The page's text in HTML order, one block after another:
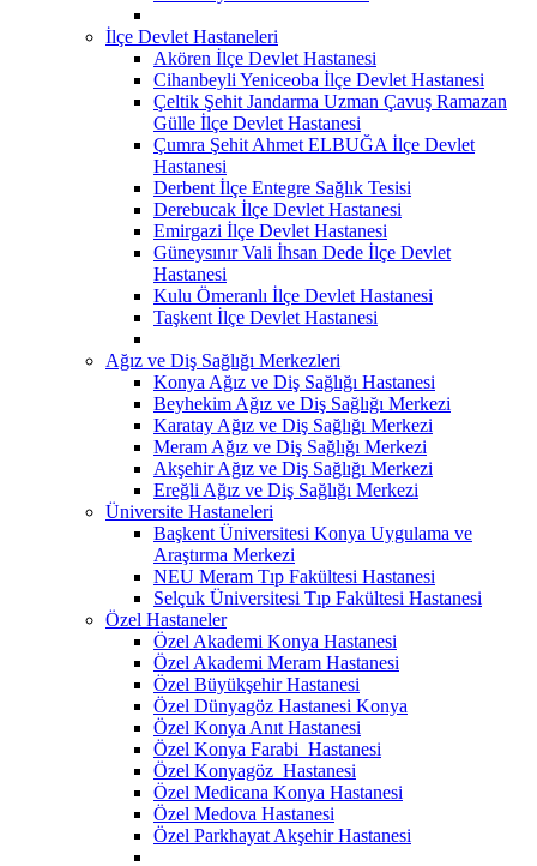
İlçe Devlet Hastaneleri
Akören İlçe Devlet Hastanesi
Cihanbeyli Yeniceoba İlçe Devlet Hastanesi
Çeltik Şehit Jandarma Uzman Çavuş Ramazan
Gülle İlçe Devlet Hastanesi
Çumra Şehit Ahmet ELBUĞA İlçe Devlet
Hastanesi
Derbent İlçe Entegre Sağlık Tesisi
Derebucak İlçe Devlet Hastanesi
Emirgazi İlçe Devlet Hastanesi
Güneysınır Vali İhsan Dede İlçe Devlet
Hastanesi
Kulu Ömeranlı İlçe Devlet Hastanesi
Taşkent İlçe Devlet Hastanesi
Ağız ve Diş Sağlığı Merkezleri
Konya Ağız ve Diş Sağlığı Hastanesi
Beyhekim Ağız ve Diş Sağlığı Merkezi
Karatay Ağız ve Diş Sağlığı Merkezi
Meram Ağız ve Diş Sağlığı Merkezi
Akşehir Ağız ve Diş Sağlığı Merkezi
Ereğli Ağız ve Diş Sağlığı Merkezi
Üniversite Hastaneleri
Başkent Üniversitesi Konya Uygulama ve
Araştırma Merkezi
NEU Meram Tıp Fakültesi Hastanesi
Selçuk Üniversitesi Tıp Fakültesi Hastanesi
Özel Hastaneler
Özel Akademi Konya Hastanesi
Özel Akademi Meram Hastanesi
Özel Büyükşehir Hastanesi
Özel Dünyagöz Hastanesi Konya
Özel Konya Anıt Hastanesi
Özel Konya Farabi Hastanesi
Özel Konyagöz Hastanesi
Özel Medicana Konya Hastanesi
Özel Medova Hastanesi
Özel Parkhayat Akşehir Hastanesi